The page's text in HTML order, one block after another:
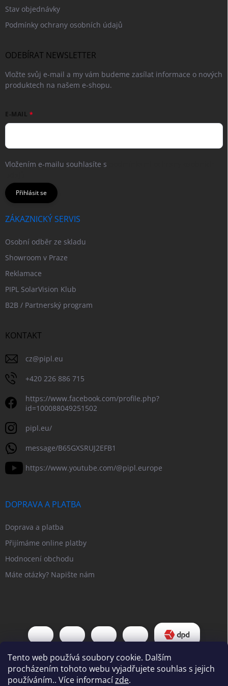
Tento web používá soubory cookie. Dalším
procházením tohoto webu vyjadřujete souhlas s jejich
používáním.. Více informacízde.
Stav objednávky
Podmínky ochrany osobních údajů
ODEBÍRAT NEWSLETTER
Vložte svůj e-mail a my vám budeme zasílat informace o nových
produktech na našem e-shopu.
E-MAIL
Vložením e-mailu souhlasíte s
Přihlásit se
ZÁKAZNICKÝ SERVIS
Osobní odběr ze skladu
Showroom v Praze
Reklamace
PIPL SolarVision Klub
B2B / Partnerský program
KONTAKT
cz@pipl.eu
+420 226 886 715
https://www.facebook.com/profile.php?
id=100088049251502
pipl.eu/
message/B65GXSRUJ2EFB1
https://www.youtube.com/@pipl.europe
DOPRAVA A PLATBA
Doprava a platba
Přijímáme online platby
Hodnocení obchodu
Máte otázky? Napište nám